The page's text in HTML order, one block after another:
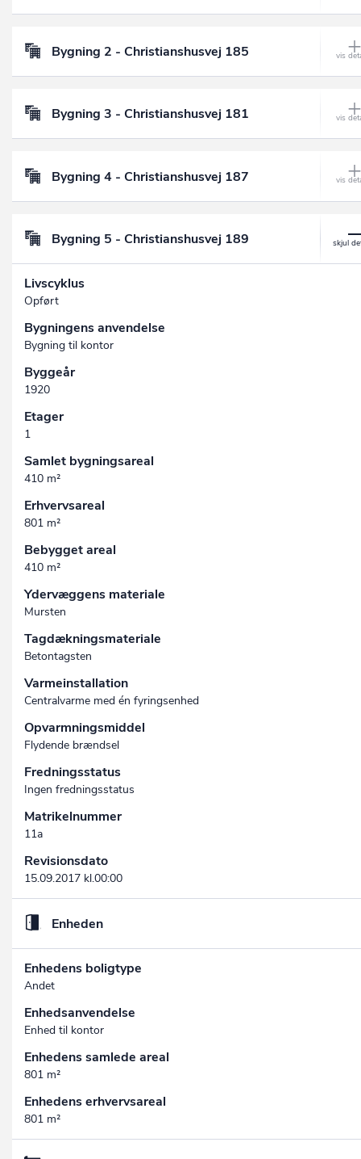
Bygning 2 - Christianshusvej 185
Bygning 3 - Christianshusvej 181
Bygning 4 - Christianshusvej 187
Bygning 5 - Christianshusvej 189
Livscyklus
Opført
Bygningens anvendelse
Bygning til kontor
Byggeår
1920
Etager
1
Samlet bygningsareal
410 m²
Erhvervsareal
801 m²
Bebygget areal
410 m²
Ydervæggens materiale
Mursten
Tagdækningsmateriale
Betontagsten
Varmeinstallation
Centralvarme med én fyringsenhed
Opvarmningsmiddel
Flydende brændsel
Fredningsstatus
Ingen fredningsstatus
Matrikelnummer
11a
Revisionsdato
15.09.2017 kl.00:00
Enheden
Enhedens boligtype
Andet
Enhedsanvendelse
Enhed til kontor
Enhedens samlede areal
801 m²
Enhedens erhvervsareal
801 m²